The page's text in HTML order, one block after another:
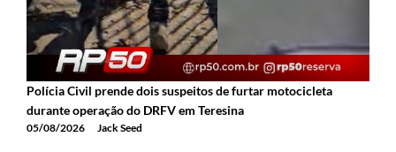
Polícia Civil prende dois suspeitos de furtar motocicleta
durante operação do DRFV em Teresina
05/08/2026 Jack Seed